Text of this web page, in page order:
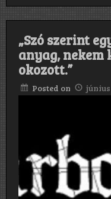
csattant
klubok,
izzadtság
és
szép
csajok”
„Szó szerint
anyag, nekem
okozott.”
Posted on június